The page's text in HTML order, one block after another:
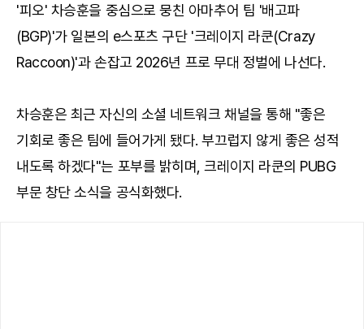
'피오' 차승훈을 중심으로 뭉친 아마추어 팀 '배고파
(BGP)'가 일본의 e스포츠 구단 '크레이지 라쿤(Crazy
Raccoon)'과 손잡고 2026년 프로 무대 정벌에 나선다.
차승훈은 최근 자신의 소셜 네트워크 채널을 통해 "좋은
기회로 좋은 팀에 들어가게 됐다. 부끄럽지 않게 좋은 성적
내도록 하겠다"는 포부를 밝히며, 크레이지 라쿤의 PUBG
부문 창단 소식을 공식화했다.